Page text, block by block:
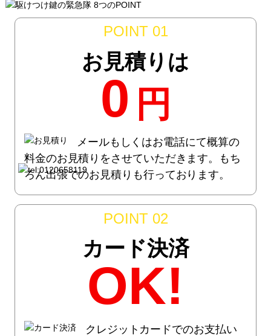
POINT 01
お見積りは
0 円
メールもしくはお電話にて概算の
料金のお見積りをさせていただきます。もち
ろん出張でのお見積りも行っております。
POINT 02
カード決済
OK!
クレジットカードでのお支払い